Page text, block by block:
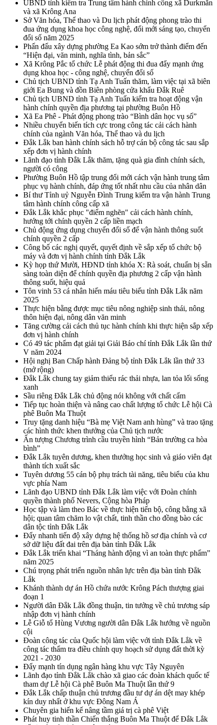
UBND tỉnh kiểm tra Trung tâm hành chính công xã Durkmăn
và xã Krông Ana
Sở Văn hóa, Thể thao và Du lịch phát động phong trào thi
đua ứng dụng khoa học công nghệ, đổi mới sáng tạo, chuyển
đổi số năm 2025
Phấn đấu xây dựng phường Ea Kao sớm trở thành điểm đến
“Hiện đại, văn minh, nghĩa tình, bản sắc”
Xã Krông Pắc tổ chức Lễ phát động thi đua đẩy mạnh ứng
dụng khoa học - công nghệ, chuyển đổi số
Chủ tịch UBND tỉnh Tạ Anh Tuấn thăm, làm việc tại xã biên
giới Ea Bung và đồn Biên phòng cửa khẩu Đắk Ruê
Chủ tịch UBND tỉnh Tạ Anh Tuấn kiểm tra hoạt động vận
hành chính quyền địa phương tại phường Buôn Hồ
Xã Ea Phê - Phát động phong trào “Bình dân học vụ số”
Nhiều chuyển biến tích cực trong công tác cải cách hành
chính của ngành Văn hóa, Thể thao và du lịch
Đắk Lắk ban hành chính sách hỗ trợ cán bộ công tác sau sắp
xếp đơn vị hành chính
Lãnh đạo tỉnh Đắk Lắk thăm, tặng quà gia đình chính sách,
người có công
Phường Buôn Hồ tập trung đổi mới cách vận hành trung tâm
phục vụ hành chính, đáp ứng tốt nhất nhu cầu của nhân dân
Bí thư Tỉnh uỷ Nguyễn Đình Trung kiểm tra vận hành Trung
tâm hành chính công cấp xã
Đắk Lắk khắc phục "điểm nghẽn" cải cách hành chính,
hướng tới chính quyền 2 cấp liền mạch
Chủ động ứng dụng chuyển đổi số để vận hành thông suốt
chính quyền 2 cấp
Công bố các nghị quyết, quyết định về sắp xếp tổ chức bộ
máy và đơn vị hành chính tỉnh Đắk Lắk
Kỳ họp thứ Mười, HĐND tỉnh khóa X: Rà soát, chuẩn bị sẵn
sàng toàn diện để chính quyền địa phương 2 cấp vận hành
thông suốt, hiệu quả
Tôn vinh 53 cá nhân hiến máu tiêu biểu tỉnh Đắk Lắk năm
2025
Thực hiện bằng được mục tiêu nông nghiệp sinh thái, nông
thôn hiện đại, nông dân văn minh
Tăng cường cải cách thủ tục hành chính khi thực hiện sắp xếp
đơn vị hành chính
Có 49 tác phẩm đạt giải tại Giải Báo chí tỉnh Đắk Lắk lần thứ
V năm 2024
Hội nghị Ban Chấp hành Đảng bộ tỉnh Đắk Lắk lần thứ 33
(mở rộng)
Đắk Lắk chung tay giảm thiểu rác thải nhựa, lan tỏa lối sống
xanh
Sầu riêng Đắk Lắk chủ động nói không với chất cấm
Tiếp tục hoàn thiện và nâng cao chất lượng tổ chức Lễ hội Cà
phê Buôn Ma Thuột
Truy tặng danh hiệu “Bà mẹ Việt Nam anh hùng” và trao tặng
các hình thức khen thưởng của Chủ tịch nước
Ấn tượng Chương trình cầu truyền hình “Bản trường ca hòa
bình”
Đắk Lắk tuyên dương, khen thưởng học sinh và giáo viên đạt
thành tích xuất sắc
Tuyên dương 55 cán bộ phụ trách tài năng, tiêu biểu của khu
vực phía Nam
Lãnh đạo UBND tỉnh Đắk Lắk làm việc với Đoàn chính
quyền thành phố Nevers, Cộng hòa Pháp
Học tập và làm theo Bác về thực hiện tiến bộ, công bằng xã
hội; quan tâm chăm lo vật chất, tinh thần cho đồng bào các
dân tộc tỉnh Đắk Lắk
Đẩy nhanh tiến độ xây dựng hệ thống hồ sơ địa chính và cơ
sở dữ liệu đất đai trên địa bàn tỉnh Đắk Lắk
Đắk Lắk triển khai “Tháng hành động vì an toàn thực phẩm”
năm 2025
Chú trọng phát triển nguồn nhân lực trên địa bàn tỉnh Đắk
Lắk
Khánh thành dự án Hồ chứa nước Krông Pách thượng giai
đoạn 1
Người dân Đắk Lắk đồng thuận, tin tưởng về chủ trương sáp
nhập đơn vị hành chính
Lễ Giỗ tổ Hùng Vương người dân Đắk Lắk hướng về nguồn
cội
Đoàn công tác của Quốc hội làm việc với tỉnh Đắk Lắk về
công tác thẩm tra điều chỉnh quy hoạch sử dụng đất thời kỳ
2021 - 2030
Đẩy mạnh tín dụng ngân hàng khu vực Tây Nguyên
Lãnh đạo tỉnh Đắk Lắk chào xã giao các đoàn khách quốc tế
tham dự Lễ hội Cà phê Buôn Ma Thuột lần thứ 9
Đắk Lắk chấp thuận chủ trương đầu tư dự án dệt may khép
kín duy nhất ở khu vực Đông Nam Á
Chuyên gia hiến kế nâng tầm giá trị cà phê Việt
Phát huy tinh thần Chiến thắng Buôn Ma Thuột để Đắk Lắk